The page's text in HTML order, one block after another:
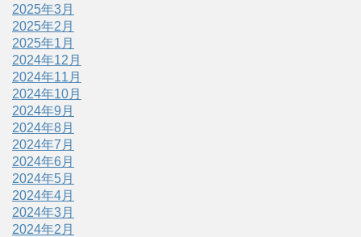
2025年3月
2025年2月
2025年1月
2024年12月
2024年11月
2024年10月
2024年9月
2024年8月
2024年7月
2024年6月
2024年5月
2024年4月
2024年3月
2024年2月